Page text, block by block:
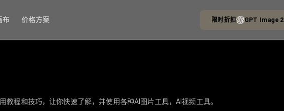
布 价格方案 快速体验 Seedance 2.0
程和技巧，让你快速了解，并使用各种AI图片工具，AI视频工具。